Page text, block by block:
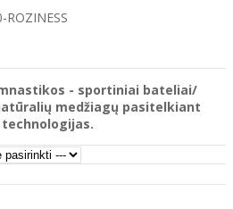
ROZINESS
- sportiniai bateliai/
medžiagų pasitelkiant